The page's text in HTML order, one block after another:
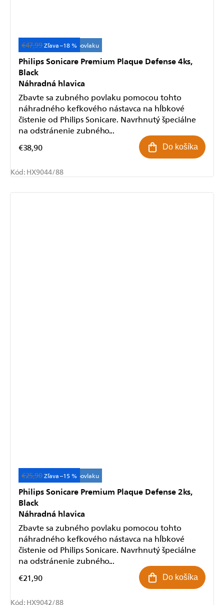
Účinné odstránenie povlaku
€47,99 –18 %
Philips Sonicare Premium Plaque Defense 4ks,
Black
Náhradná hlavica
€38,90 Do košíka
Zbavte sa zubného povlaku pomocou tohto
náhradného kefkového nástavca na hĺbkové
čistenie od Philips Sonicare. Navrhnutý špeciálne
na odstránenie zubného...
Kód: HX9044/88
Účinné odstránenie povlaku
€25,90 –15 %
Philips Sonicare Premium Plaque Defense 2ks,
Black
Náhradná hlavica
€21,90 Do košíka
Zbavte sa zubného povlaku pomocou tohto
náhradného kefkového nástavca na hĺbkové
čistenie od Philips Sonicare. Navrhnutý špeciálne
na odstránenie zubného...
Kód: HX9042/88